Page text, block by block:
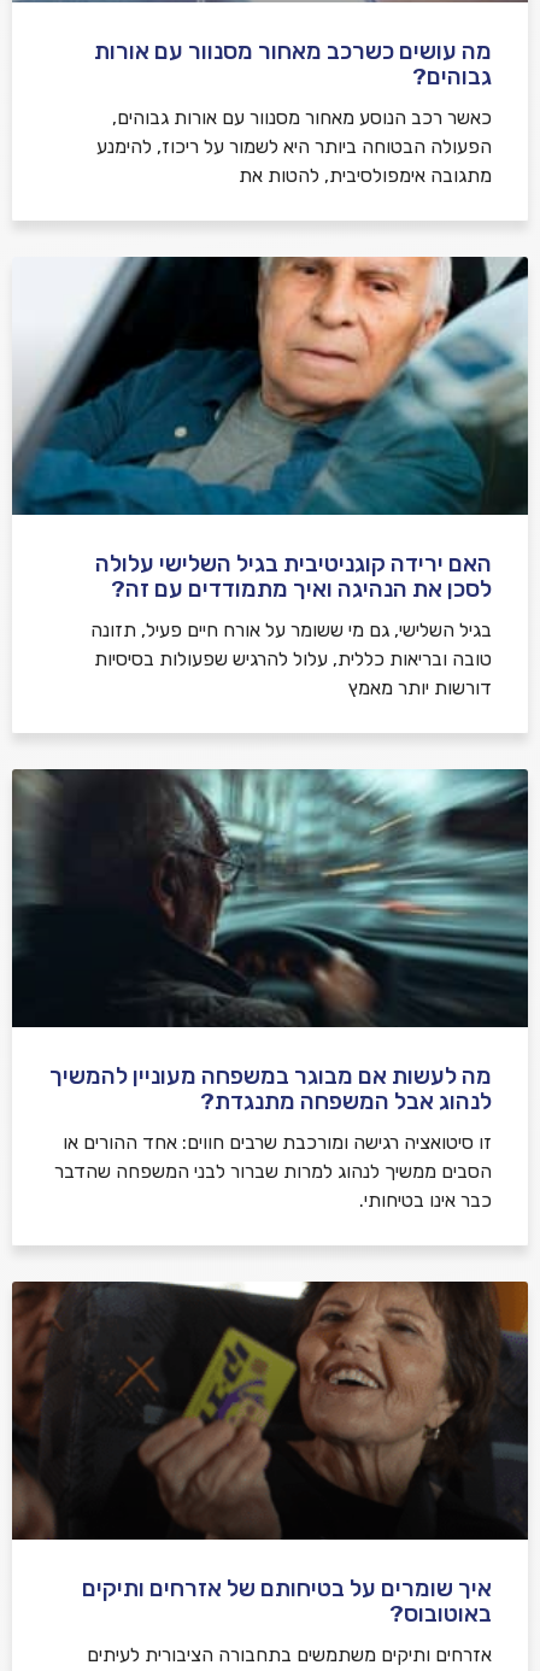
מה עושים כשרכב מאחור מסנוור עם אורות
גבוהים?
כאשר רכב הנוסע מאחור מסנוור עם אורות גבוהים,
הפעולה הבטוחה ביותר היא לשמור על ריכוז, להימנע
מתגובה אימפולסיבית, להטות את
האם ירידה קוגניטיבית בגיל השלישי עלולה
לסכן את הנהיגה ואיך מתמודדים עם זה?
בגיל השלישי, גם מי ששומר על אורח חיים פעיל, תזונה
טובה ובריאות כללית, עלול להרגיש שפעולות בסיסיות
דורשות יותר מאמץ
מה לעשות אם מבוגר במשפחה מעוניין להמשיך
לנהוג אבל המשפחה מתנגדת?
זו סיטואציה רגישה ומורכבת שרבים חווים: אחד ההורים או
הסבים ממשיך לנהוג למרות שברור לבני המשפחה שהדבר
כבר אינו בטיחותי.
איך שומרים על בטיחותם של אזרחים ותיקים
באוטובוס?
אזרחים ותיקים משתמשים בתחבורה הציבורית לעיתים